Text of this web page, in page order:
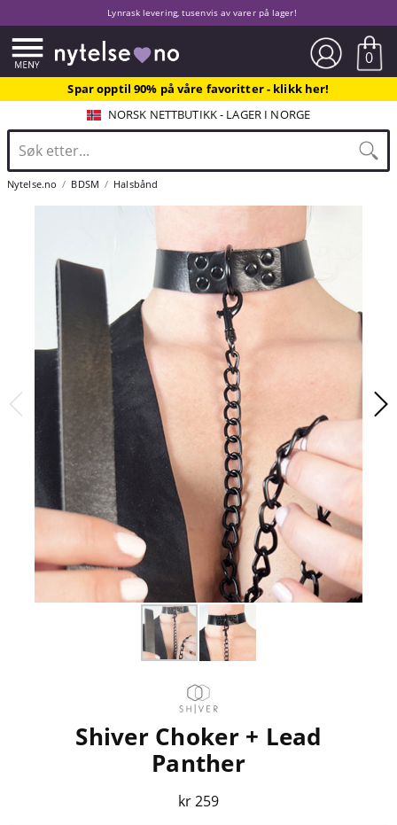
Lynrask levering, tusenvis av varer på lager!
0
Spar opptil 90% på våre favoritter - klikk her!
NORSK NETTBUTIKK - LAGER I NORGE
Nytelse.no BDSM Halsbånd
Shiver Choker + Lead
Panther
kr 259